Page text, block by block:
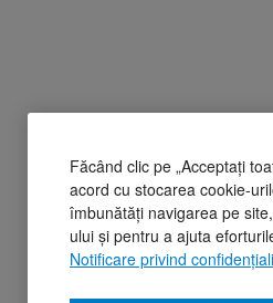
Făcând clic pe „Acceptați
acord cu stocarea cookie-
îmbunătăți navigarea pe
ului și pentru a ajuta
Notificare privind